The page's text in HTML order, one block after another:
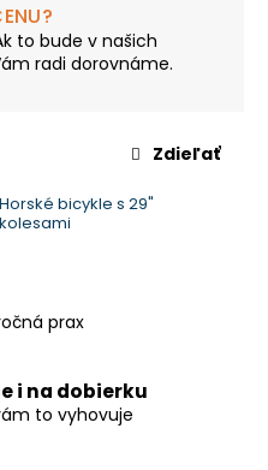
to bude v našich
radi dorovnáme.
Horské bicykle s 29"
kolesami
Zdieľať
prax
i na dobierku
to vyhovuje